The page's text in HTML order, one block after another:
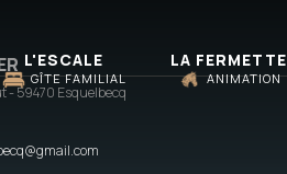
L'ESCALE
GÎTE FAMILIAL
LA FERMETTE
ANIMATION
- 59470 Esquelbecq